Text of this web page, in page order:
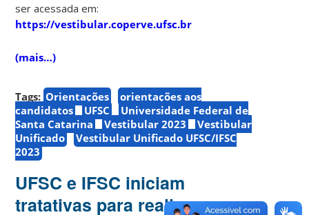
ser acessada em:
https://vestibular.coperve.ufsc.br
(mais…)
Tags: Orientações
orientações aos
candidatos
UFSC
Universidade Federal de
Santa Catarina
Vestibular 2023
Vestibular
Unificado
Vestibular Unificado UFSC/IFSC
2023
UFSC e IFSC iniciam
tratativas para realizar